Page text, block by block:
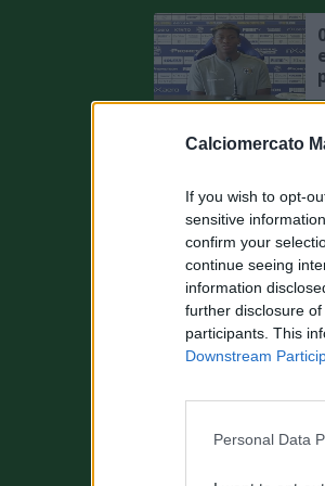
Calciomercato
If you wish to opt-
sensitive
confirm your
continue seeing
information
further disclosure
participants. This
Downstream
Personal Data